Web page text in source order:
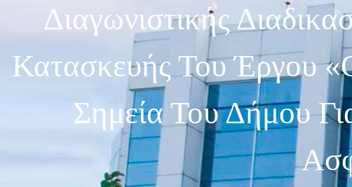
Διαγωνιστικής
Κατασκευής Του Έργου
Σημεία Του Δήμου